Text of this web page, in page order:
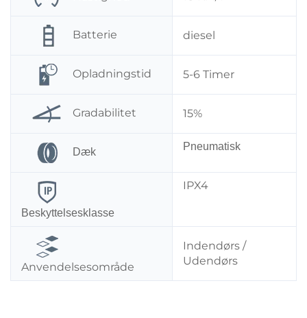
Batterie diesel
Opladningstid 5-6 Timer
Gradabilitet 15%
Dæk Pneumatisk
Beskyttelsesklasse
IPX4
Anvendelsesområde
Indendørs /
Udendørs